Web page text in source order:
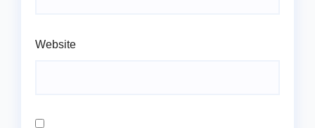
Website